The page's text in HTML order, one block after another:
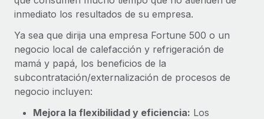
inmediato los resultados de su empresa.
Ya sea que dirija una empresa Fortune 500 o un
negocio local de calefacción y refrigeración de
mamá y papá, los beneficios de la
subcontratación/externalización de procesos de
negocio incluyen:
Mejora la flexibilidad y eficiencia: Los